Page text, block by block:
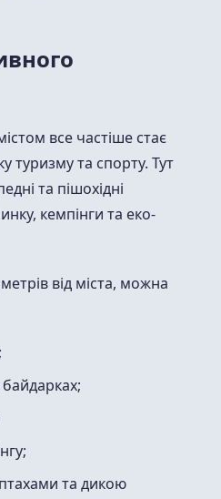
все частіше стає
туризму та спорту. Тут
та пішохідні
кемпінги та еко-
від міста, можна
та дикою